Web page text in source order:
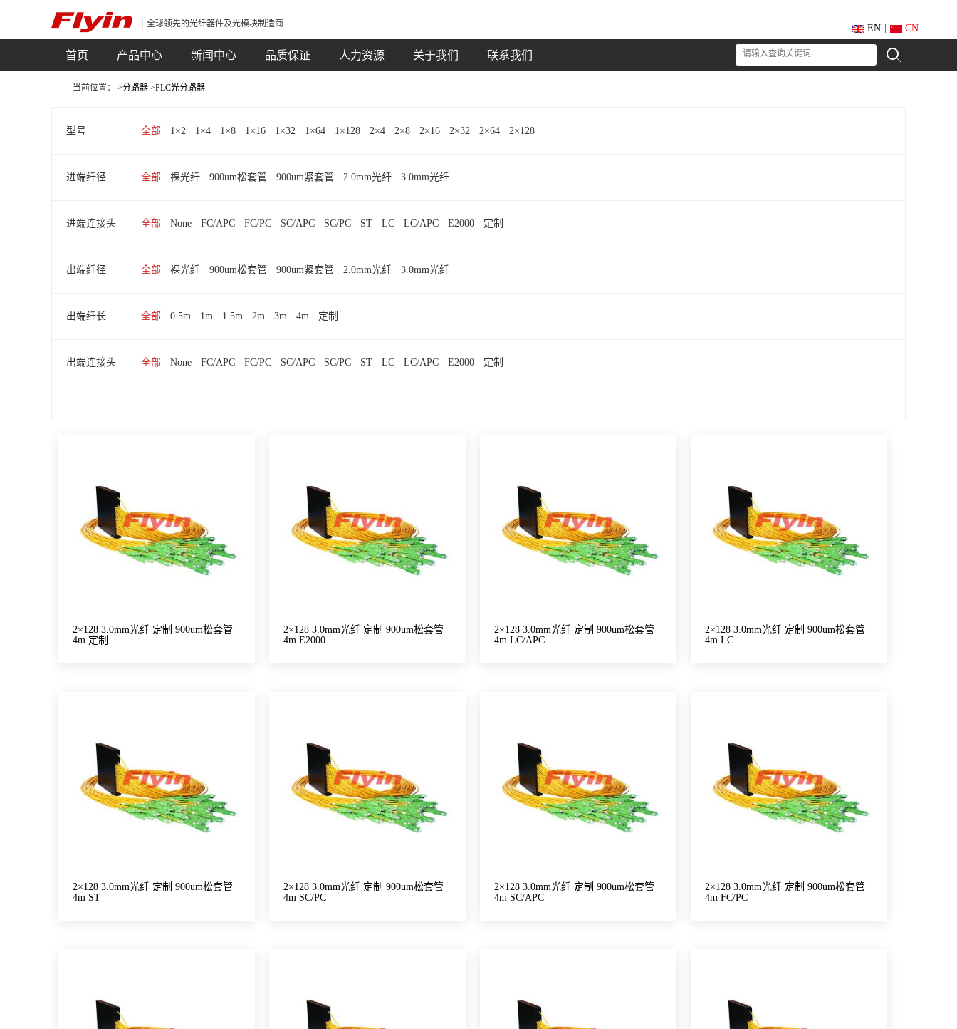
全球领先的光纤器件及光模块制造商 EN CN
首页 产品中心 新闻中心 品质保证 人力资源 关于我们 联系我们
当前位置： >分路器 >PLC光分路器
型号 全部 1×2 1×4 1×8 1×16 1×32 1×64 1×128 2×4 2×8 2×16 2×32 2×64 2×128
进端纤径 全部 裸光纤 900um松套管 900um紧套管 2.0mm光纤 3.0mm光纤
进端连接头 全部 None FC/APC FC/PC SC/APC SC/PC ST LC LC/APC E2000 定制
出端纤径 全部 裸光纤 900um松套管 900um紧套管 2.0mm光纤 3.0mm光纤
出端纤长 全部 0.5m 1m 1.5m 2m 3m 4m 定制
出端连接头 全部 None FC/APC FC/PC SC/APC SC/PC ST LC LC/APC E2000 定制
2×128 3.0mm光纤 定制 900um松套管
4m 定制
2×128 3.0mm光纤 定制 900um松套管
4m E2000
2×128 3.0mm光纤 定制 900um松套管
4m LC/APC
2×128 3.0mm光纤 定制 900um松套管
4m LC
2×128 3.0mm光纤 定制 900um松套管
4m ST
2×128 3.0mm光纤 定制 900um松套管
4m SC/PC
2×128 3.0mm光纤 定制 900um松套管
4m SC/APC
2×128 3.0mm光纤 定制 900um松套管
4m FC/PC